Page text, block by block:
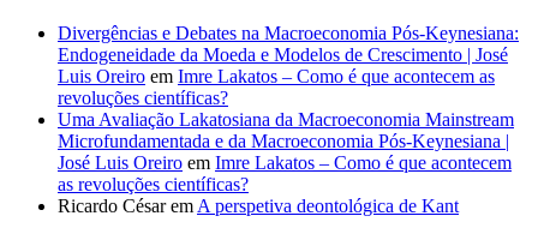
Divergências e Debates na Macroeconomia Pós-Keynesiana:
Endogeneidade da Moeda e Modelos de Crescimento | José
Luis Oreiro em Imre Lakatos – Como é que acontecem as
revoluções científicas?
Uma Avaliação Lakatosiana da Macroeconomia Mainstream
Microfundamentada e da Macroeconomia Pós-Keynesiana |
José Luis Oreiro em Imre Lakatos – Como é que acontecem
as revoluções científicas?
Ricardo Césarem A perspetiva deontológica de Kant